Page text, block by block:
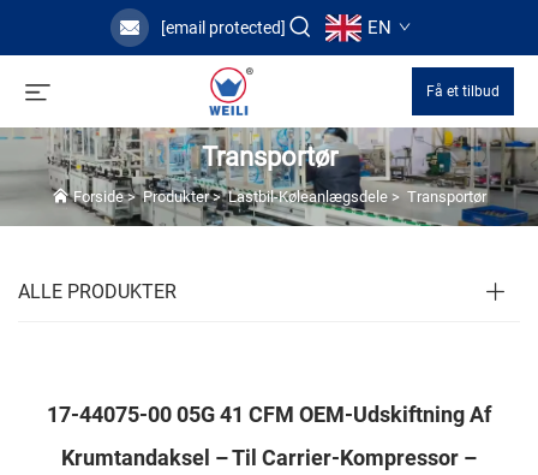
[email protected] EN
Få et tilbud
Transportør
Forside>Produkter>Lastbil-Køleanlægsdele > Transportør
ALLE PRODUKTER
17-44075-00 05G 41 CFM OEM-Udskiftning Af
Krumtandaksel – Til Carrier-Kompressor –